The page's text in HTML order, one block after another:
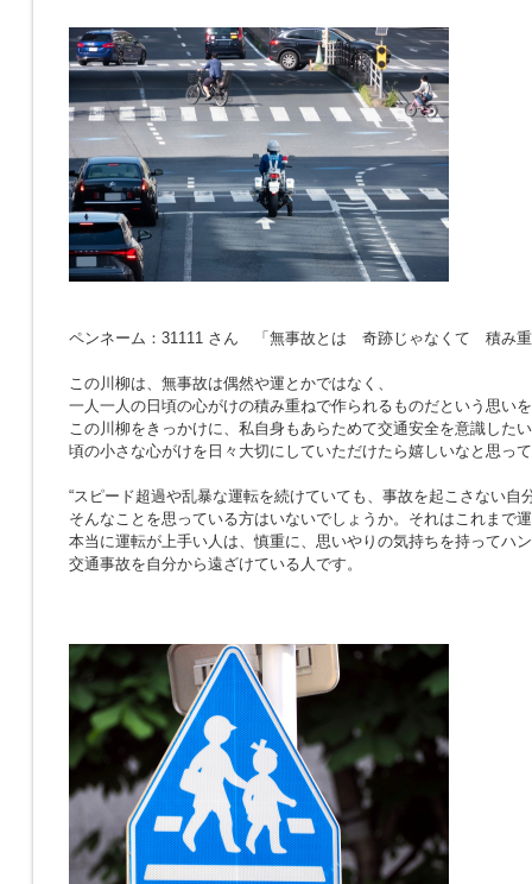
ペンネーム：31111 さん 「無事故とは 奇跡じゃなくて 積み
この川柳は、無事故は偶然や運とかではなく、
一人一人の日頃の心がけの積み重ねで作られるものだという思い
この川柳をきっかけに、私自身もあらためて交通安全を意識した
頃の小さな心がけを日々大切にしていただけたら嬉しいなと思っ
“スピード超過や乱暴な運転を続けていても、事故を起こさない自
そんなことを思っている方はいないでしょうか。それはこれまで
本当に運転が上手い人は、慎重に、思いやりの気持ちを持ってハ
交通事故を自分から遠ざけている人です。